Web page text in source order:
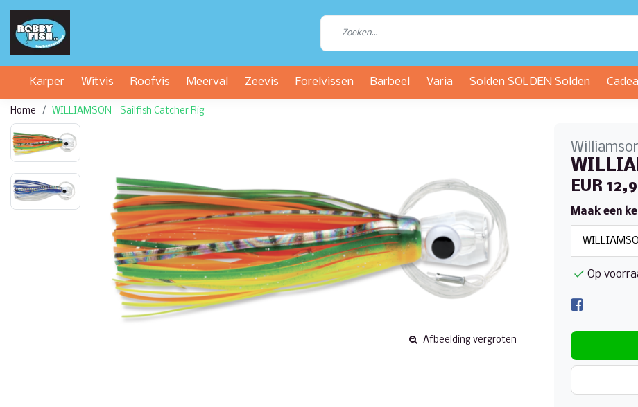
Karper Witvis Roofvis Meerval Zeevis Forelvissen Barbeel Varia Solden SOLDEN Solden
Home WILLIAMSON - Sailfish Catcher Rig
Afbeelding vergroten
EUR
Maak een
Op